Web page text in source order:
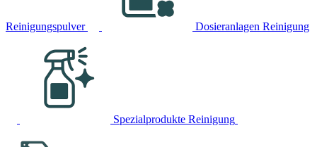
Reinigungspulver Dosieranlagen Reinigung
Spezialprodukte Reinigung